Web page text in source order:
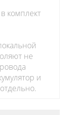
комплект
не
и